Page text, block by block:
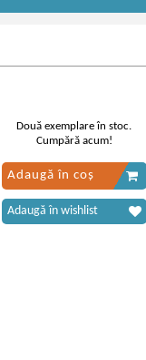
Două exemplare în stoc.
Cumpără acum!
Adaugă în coș
Adaugă în wishlist